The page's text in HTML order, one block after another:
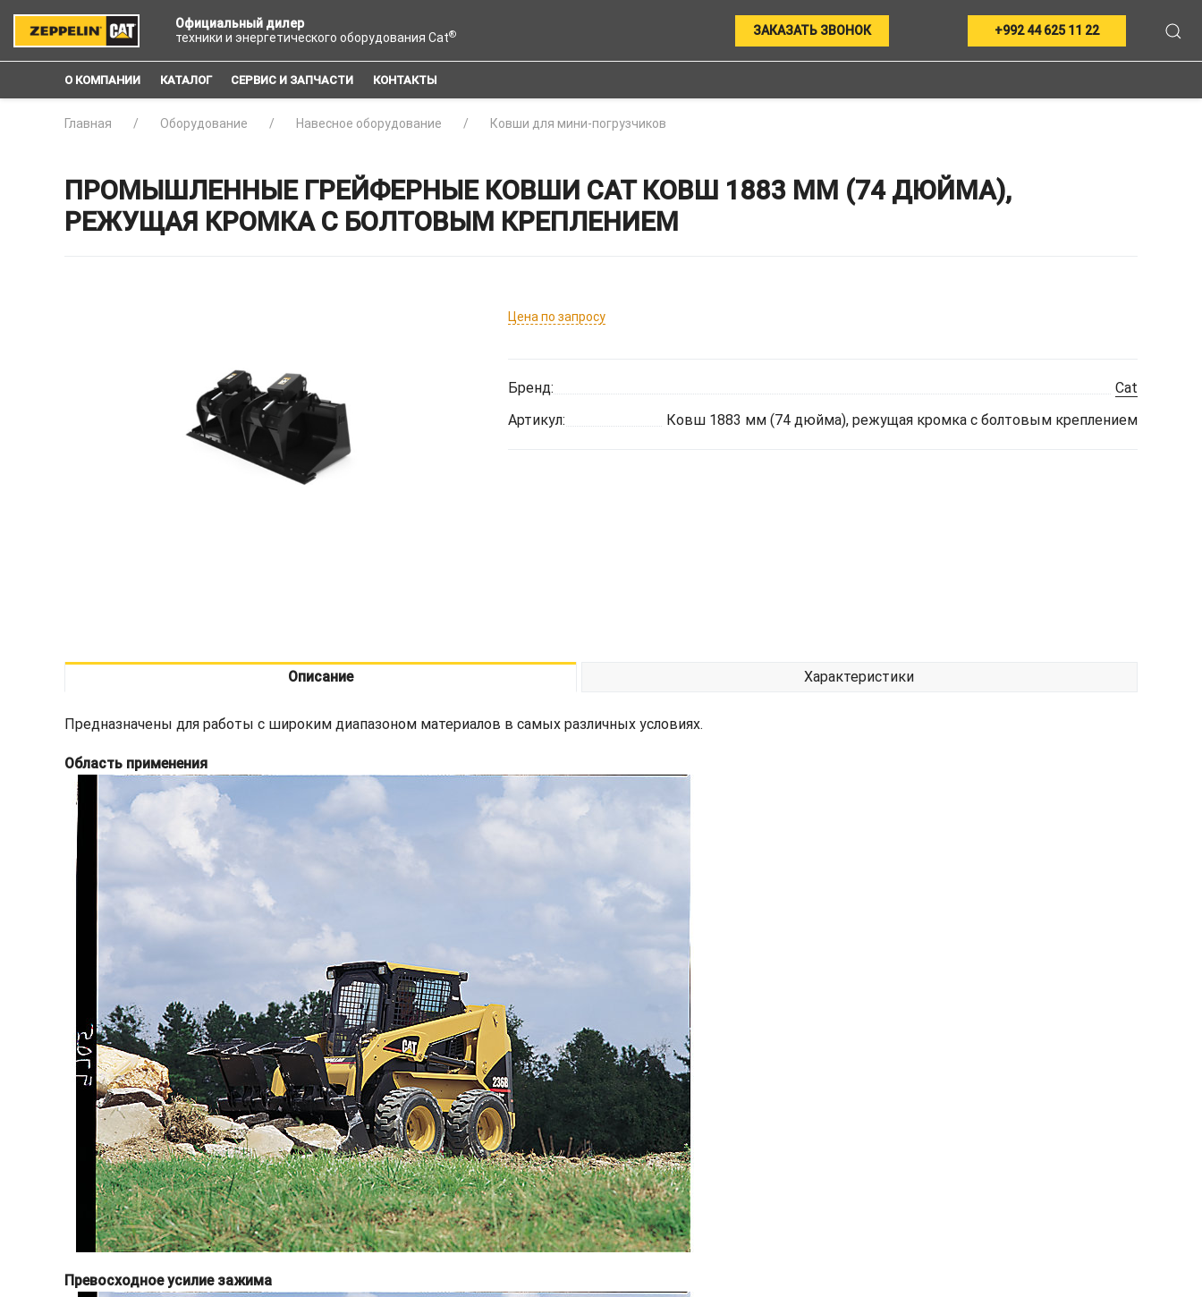
Официальный дилер
техники и энергетического оборудования Cat® ЗАКАЗАТЬ ЗВОНОК +992 44 625 11 22
О КОМПАНИИ КАТАЛОГ СЕРВИС И ЗАПЧАСТИ КОНТАКТЫ
Главная Оборудование Навесное оборудование Ковши для мини-погрузчиков
ПРОМЫШЛЕННЫЕ ГРЕЙФЕРНЫЕ КОВШИ CAT КОВШ 1883 ММ (74 ДЮЙМА),
РЕЖУЩАЯ КРОМКА С БОЛТОВЫМ КРЕПЛЕНИЕМ
Цена по запросу
Бренд:
Cat
Артикул:
Ковш 1883 мм (74 дюйма), режущая кромка с болтовым креплением
Описание Характеристики
Предназначены для работы с широким диапазоном материалов в самых различных условиях.
Область применения
Превосходное усилие зажима